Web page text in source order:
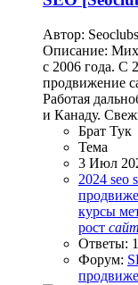
Автор:
Описание:
с 2006 года. С
продвижение
Работая
и Канаду.
Брат Тук
Тема
3 Июл
2024 seo
курсы
рост
Ответы: 1
Форум: